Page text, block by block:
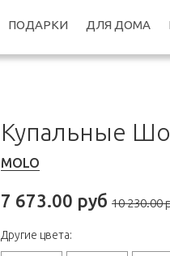
ПОДАРКИ ДЛЯ ДОМА
Купальные
MOLO
7 673.00 руб 10 230.00
Другие цвета: